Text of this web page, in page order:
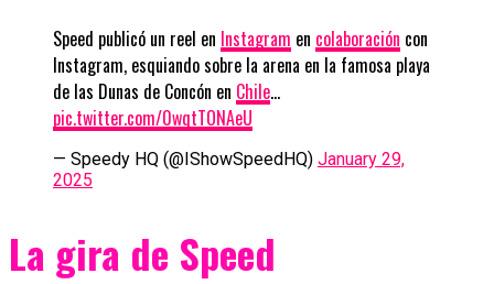
Speed publicó un reel en Instagram en colaboración con
Instagram, esquiando sobre la arena en la famosa playa
de las Dunas de Concón en Chile…
pic.twitter.com/0wqtTONAeU
— Speedy HQ (@IShowSpeedHQ) January 29,
2025
La gira de Speed